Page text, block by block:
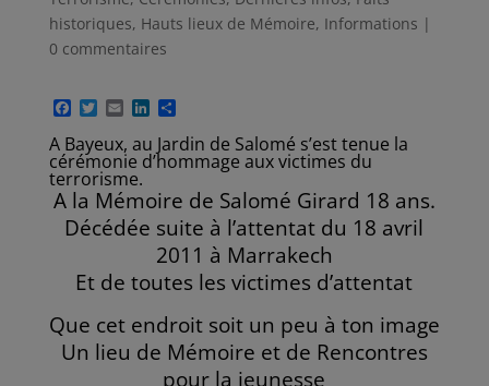
historiques, Hauts lieux de Mémoire, Informations |
0 commentaires
F
c
e
b
o
o
k
T
i
t
t
e
r
E
a
i
l
L
n
k
d
I
n
P
r
t
g
e
r
A Bayeux, au Jardin de Salomé s’est tenue la
cérémonie d’hommage aux victimes du
terrorisme.
A la Mémoire de Salomé Girard 18 ans.
Décédée suite à l’attentat du 18 avril
2011 à Marrakech
Et de toutes les victimes d’attentat
Que cet endroit soit un peu à ton image
Un lieu de Mémoire et de Rencontres
pour la jeunesse